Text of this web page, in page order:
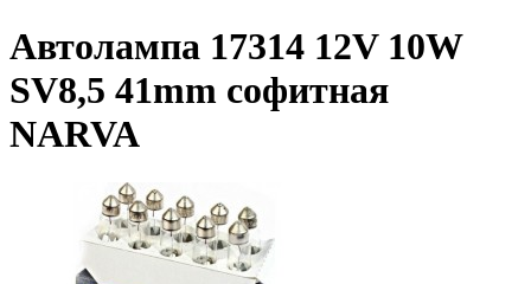
Автолампа 17314 12V 10W
SV8,5 41mm софитная
NARVA